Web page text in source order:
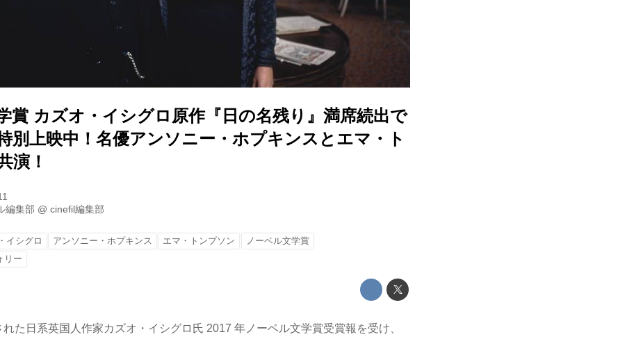
賞 カズオ・イシグロ原作『日の名残り』満席続出で
別上映中！名優アンソニー・ホプキンスとエマ・ト
演！
編集部 @cinefil編集部
イシグロ アンソニー・ホプキンス エマ・トンプソン
ノーベル文学賞
リー
た日系英国人作家カズオ・イシグロ氏 2017 年ノーベル文学賞受賞報を受け、